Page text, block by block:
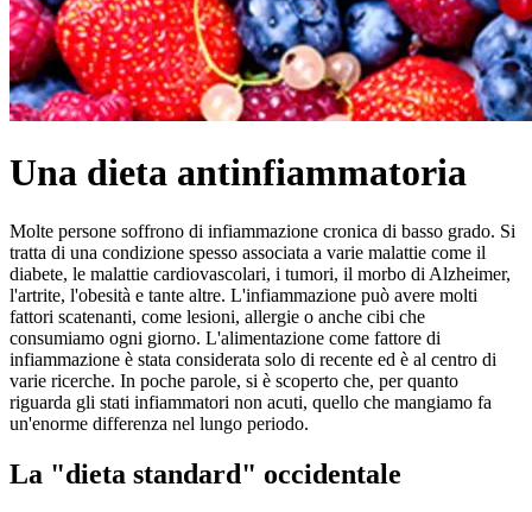
Una dieta antinfiammatoria
Molte persone soffrono di infiammazione cronica di basso grado. Si
tratta di una condizione spesso associata a varie malattie come il
diabete, le malattie cardiovascolari, i tumori, il morbo di Alzheimer,
l'artrite, l'obesità e tante altre. L'infiammazione può avere molti
fattori scatenanti, come lesioni, allergie o anche cibi che
consumiamo ogni giorno. L'alimentazione come fattore di
infiammazione è stata considerata solo di recente ed è al centro di
varie ricerche. In poche parole, si è scoperto che, per quanto
riguarda gli stati infiammatori non acuti, quello che mangiamo fa
un'enorme differenza nel lungo periodo.
La "dieta standard" occidentale